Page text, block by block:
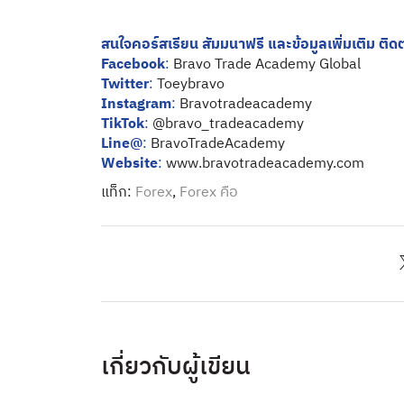
สนใจคอร์สเรียน สัมมนาฟรี และข้อมูลเพิ่มเติม ติด
Facebook: Bravo Trade Academy Global
Twitter:Toeybravo
Instagram: Bravotradeacademy
TikTok: @bravo_tradeacademy
Line@: BravoTradeAcademy
Website:www.bravotradeacademy.com
แท็ก: Forex, Forex คือ
เกี่ยวกับผู้เขียน